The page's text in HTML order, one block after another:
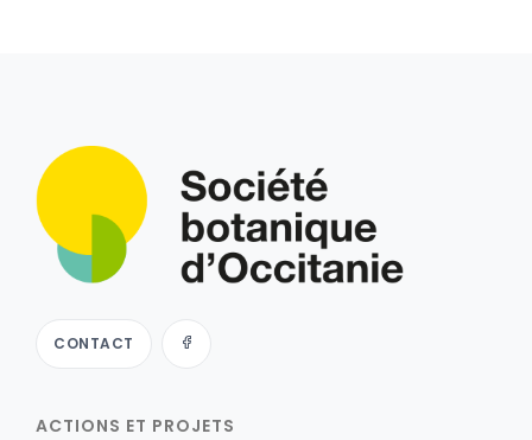
CONTACT
ACTIONS ET PROJETS